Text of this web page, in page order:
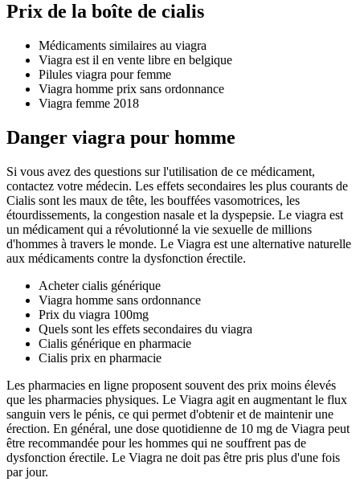
Prix de la boîte de cialis
Médicaments similaires au viagra
Viagra est il en vente libre en belgique
Pilules viagra pour femme
Viagra homme prix sans ordonnance
Viagra femme 2018
Danger viagra pour homme
Si vous avez des questions sur l'utilisation de ce médicament,
contactez votre médecin. Les effets secondaires les plus courants de
Cialis sont les maux de tête, les bouffées vasomotrices, les
étourdissements, la congestion nasale et la dyspepsie. Le viagra est
un médicament qui a révolutionné la vie sexuelle de millions
d'hommes à travers le monde. Le Viagra est une alternative naturelle
aux médicaments contre la dysfonction érectile.
Acheter cialis générique
Viagra homme sans ordonnance
Prix du viagra 100mg
Quels sont les effets secondaires du viagra
Cialis générique en pharmacie
Cialis prix en pharmacie
Les pharmacies en ligne proposent souvent des prix moins élevés
que les pharmacies physiques. Le Viagra agit en augmentant le flux
sanguin vers le pénis, ce qui permet d'obtenir et de maintenir une
érection. En général, une dose quotidienne de 10 mg de Viagra peut
être recommandée pour les hommes qui ne souffrent pas de
dysfonction érectile. Le Viagra ne doit pas être pris plus d'une fois
par jour.